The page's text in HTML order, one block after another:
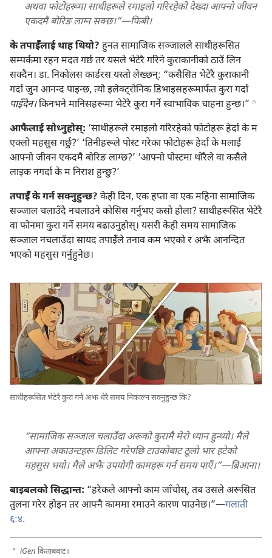
अथवा फोटोहरूमा साथीहरूले रमाइलो गरिरहेको देख्दा आफ्नो जीवन
एकदमै बोरिङ लाग्न सक्छ।”—फिबी।
के तपाईँलाई थाह थियो? हुनत सामाजिक सञ्जालले साथीहरूसित
सम्पर्कमा रहन मदत गर्छ तर यसले भेटेरै गरिने कुराकानीको ठाउँ लिन
सक्दैन। डा. निकोलस कार्डरस यस्तो लेख्छन्‌: “कसैसित भेटेरै कुराकानी
गर्दा जुन आनन्द पाइन्छ, त्यो इलेक्ट्रोनिक डिभाइसहरूमार्फत कुरा गर्दा
पाइँदैन।किनभने मानिसहरूमा भेटेरै कुरा गर्ने स्वाभाविक चाहना हुन्छ।” c
आफैलाई सोध्नुहोस्‌: ‘साथीहरूले रमाइलो गरिरहेको फोटोहरू हेर्दा के म
एक्लो महसुस गर्छु?’ ‘तिनीहरूले पोस्ट गरेका फोटोहरू हेर्दा के मलाई
आफ्नो जीवन एकदमै बोरिङ लाग्छ?’ ‘आफ्नो पोस्टमा थोरैले वा कसैले
लाइक नगर्दा के म निराश हुन्छु?’
तपाईँ के गर्न सक्नुहुन्छ? केही दिन, एक हप्ता वा एक महिना सामाजिक
सञ्जाल चलाउँदै नचलाउने कोसिस गर्नुभए कसो होला? साथीहरूसित भेटेरै
वा फोनमा कुरा गर्ने समय बढाउनुहोस्‌। यसरी केही समय सामाजिक
सञ्जाल नचलाउँदा सायद तपाईँले तनाव कम भएको र अझै आनन्दित
भएको महसुस गर्नुहुनेछ।
साथीहरूसित भेटेरै कुरा गर्न अझ धेरै समय निकाल्न सक्नुहुन्छ कि?
“सामाजिक सञ्जाल चलाउँदा अरूको कुरामै मेरो ध्यान हुन्थ्यो। मैले
आफ्ना अकाउन्टहरू डिलिट गरेपछि टाउकोबाट ठूलो भार हटेको
महसुस भयो। मैले अझै उपयोगी कामहरू गर्न समय पाएँ।”—ब्रिआना।
बाइबलको सिद्धान्त: “हरेकले आफ्नो काम जाँचोस्‌, तब उसले अरूसित
तुलना गरेर होइन तर आफ्नै काममा रमाउने कारण पाउनेछ।”—गलाती
६:४.
a iGen किताबबाट।